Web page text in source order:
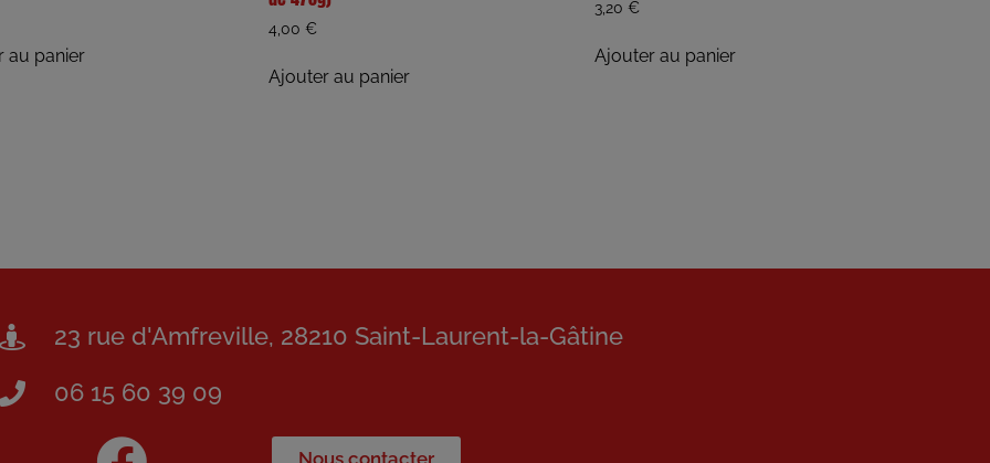
au panier
4,00€
Ajouter au panier
3,20€
Ajouter au panier
23 rue d'Amfreville, 28210 Saint-Laurent-la-Gâtine
06 15 60 39 09
Nous contacter